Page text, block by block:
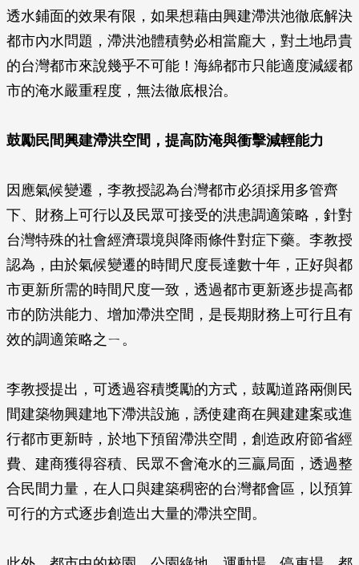
透水鋪面的效果有限，如果想藉由興建滯洪池徹底解決
都市內水問題，滯洪池體積勢必相當龐大，對土地昂貴
的台灣都市來說幾乎不可能！海綿都市只能適度減緩都
市的淹水嚴重程度，無法徹底根治。
鼓勵民間興建滯洪空間，提高防淹與衝擊減輕能力
因應氣候變遷，李教授認為台灣都市必須採用多管齊
下、財務上可行以及民眾可接受的洪患調適策略，針對
台灣特殊的社會經濟環境與降雨條件對症下藥。李教授
認為，由於氣候變遷的時間尺度長達數十年，正好與都
市更新所需的時間尺度一致，透過都市更新逐步提高都
市的防洪能力、增加滯洪空間，是長期財務上可行且有
效的調適策略之ㄧ。
李教授提出，可透過容積獎勵的方式，鼓勵道路兩側民
間建築物興建地下滯洪設施，誘使建商在興建建案或進
行都市更新時，於地下預留滯洪空間，創造政府節省經
費、建商獲得容積、民眾不會淹水的三贏局面，透過整
合民間力量，在人口與建築稠密的台灣都會區，以預算
可行的方式逐步創造出大量的滯洪空間。